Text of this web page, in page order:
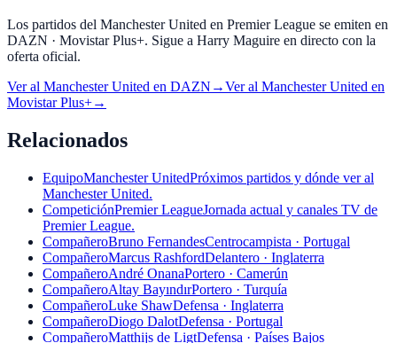
Los partidos del Manchester United en Premier League se emiten en
DAZN · Movistar Plus+. Sigue a Harry Maguire en directo con la
oferta oficial.
Ver al Manchester United en DAZN →Ver al Manchester United en
Movistar Plus+→
Relacionados
EquipoManchester UnitedPróximos partidos y dónde ver al
Manchester United.
CompeticiónPremier LeagueJornada actual y canales TV de
Premier League.
CompañeroBruno FernandesCentrocampista · Portugal
CompañeroMarcus RashfordDelantero · Inglaterra
CompañeroAndré OnanaPortero · Camerún
CompañeroAltay BayındırPortero · Turquía
CompañeroLuke ShawDefensa · Inglaterra
CompañeroDiogo DalotDefensa · Portugal
CompañeroMatthijs de LigtDefensa · Países Bajos